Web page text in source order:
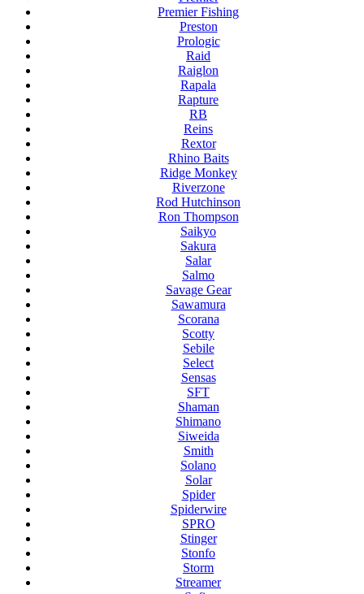
Premier Fishing
Preston
Prologic
Raid
Raiglon
Rapala
Rapture
RB
Reins
Rextor
Rhino Baits
Ridge Monkey
Riverzone
Rod Hutchinson
Ron Thompson
Saikyo
Sakura
Salar
Salmo
Savage Gear
Sawamura
Scorana
Scotty
Sebile
Select
Sensas
SFT
Shaman
Shimano
Siweida
Smith
Solano
Solar
Spider
Spiderwire
SPRO
Stinger
Stonfo
Storm
Streamer